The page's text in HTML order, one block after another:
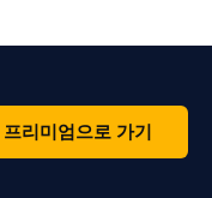
프리미엄으로 가기